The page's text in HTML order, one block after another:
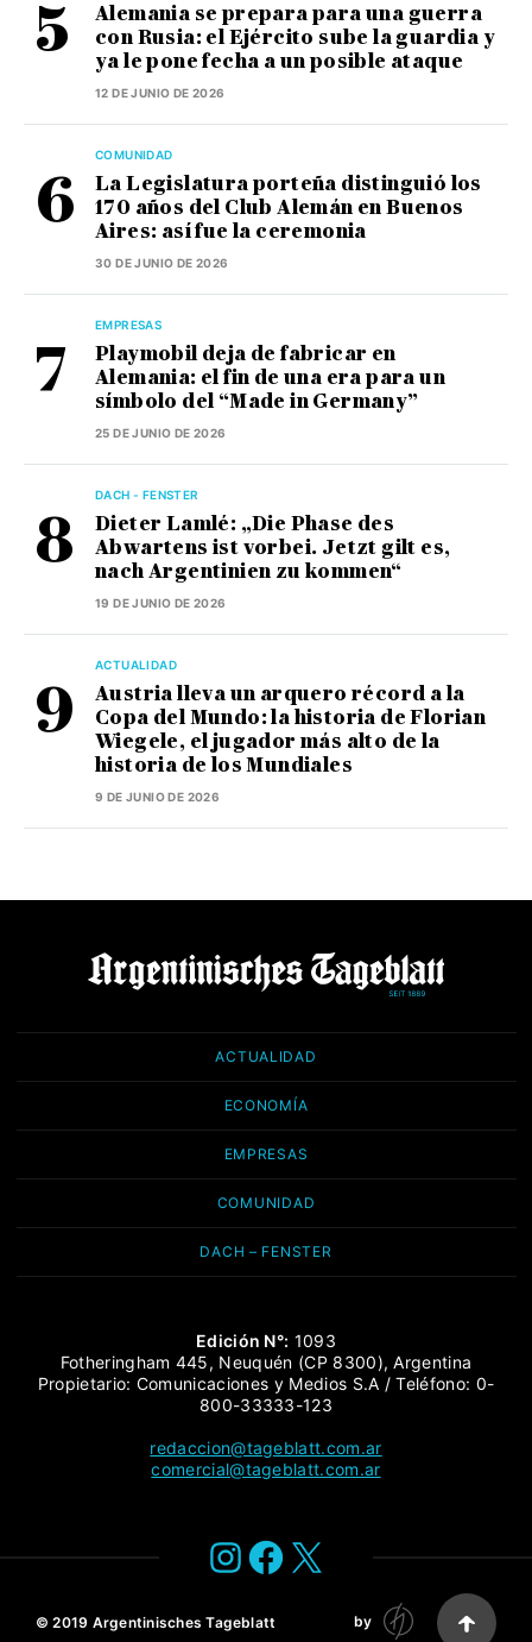
Alemania se prepara para una guerra
con Rusia: el Ejército sube la guardia y
ya le pone fecha a un posible ataque
12 DE JUNIO DE 2026
COMUNIDAD
La Legislatura porteña distinguió los
170 años del Club Alemán en Buenos
Aires: así fue la ceremonia
30 DE JUNIO DE 2026
EMPRESAS
Playmobil deja de fabricar en
Alemania: el fin de una era para un
símbolo del “Made in Germany”
25 DE JUNIO DE 2026
DACH - FENSTER
Dieter Lamlé: „Die Phase des
Abwartens ist vorbei. Jetzt gilt es,
nach Argentinien zu kommen“
19 DE JUNIO DE 2026
ACTUALIDAD
Austria lleva un arquero récord a la
Copa del Mundo: la historia de Florian
Wiegele, el jugador más alto de la
historia de los Mundiales
9 DE JUNIO DE 2026
ACTUALIDAD
ECONOMÍA
EMPRESAS
COMUNIDAD
DACH – FENSTER
Edición N°: 1093
Fotheringham 445, Neuquén (CP 8300), Argentina
Propietario: Comunicaciones y Medios S.A / Teléfono: 0-
800-33333-123
redaccion@tageblatt.com.ar
comercial@tageblatt.com.ar
Instagram
Facebook
X
© 2019 Argentinisches Tageblatt by